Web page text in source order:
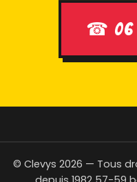
☎ 06
© Clevys 2026 — Tous